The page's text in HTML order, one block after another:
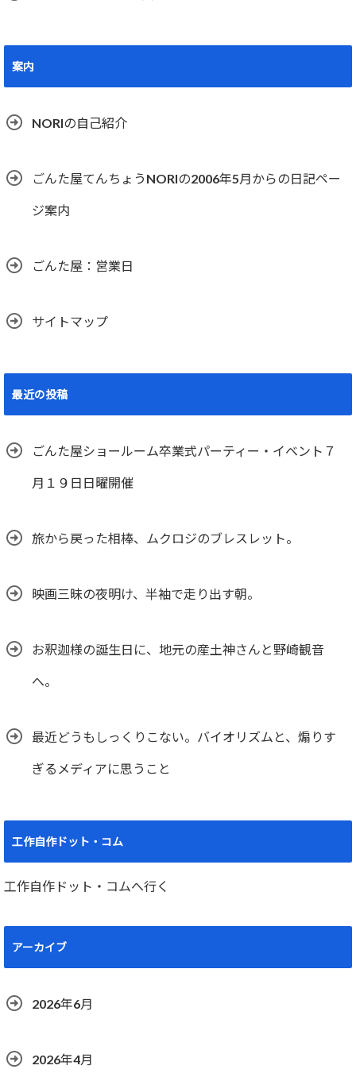
案内
NORIの自己紹介
ごんた屋てんちょうNORIの2006年5月からの日記ペー
ジ案内
ごんた屋：営業日
サイトマップ
最近の投稿
ごんた屋ショールーム卒業式パーティー・イベント７
月１９日日曜開催
旅から戻った相棒、ムクロジのブレスレット。
映画三昧の夜明け、半袖で走り出す朝。
お釈迦様の誕生日に、地元の産土神さんと野崎観音
へ。
最近どうもしっくりこない。バイオリズムと、煽りす
ぎるメディアに思うこと
工作自作ドット・コム
工作自作ドット・コムへ行く
アーカイブ
2026年6月
2026年4月